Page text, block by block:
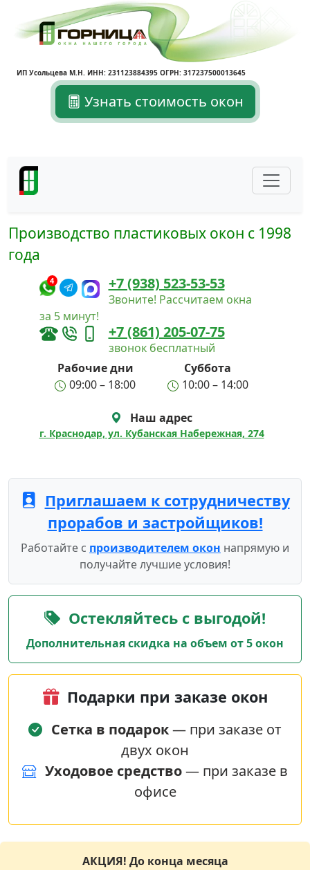
ИП Усольцева М.Н. ИНН: 231123884395 ОГРН: 317237500013645
Узнать стоимость окон
Производство пластиковых окон с 1998
года
4 +7 (938) 523-53-53
Звоните! Рассчитаем окна
за 5 минут!
+7 (861) 205-07-75
звонок бесплатный
Рабочие дни
Суббота
09:00 – 18:00
10:00 – 14:00
Наш адрес
г. Краснодар, ул. Кубанская Набережная, 274
Приглашаем к сотрудничеству
прорабов и застройщиков!
Работайте с производителем окон напрямую и
получайте лучшие условия!
Остекляйтесь с выгодой!
Дополнительная скидка на объем от 5 окон
Подарки при заказе окон
Сетка в подарок— при заказе от
двух окон
Уходовое средство— при заказе в
офисе
АКЦИЯ! До конца месяца